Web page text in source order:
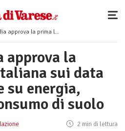
sui data center: regole su energia, ambiente e consumo di suolo
approva la
sui data
su energia,
di suolo
2 min di lettura